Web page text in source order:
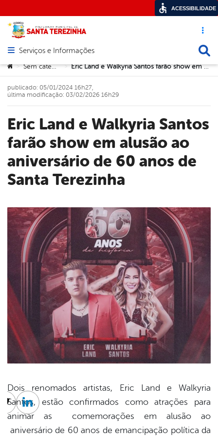
Acesso
Abrir menu principal de navegação
Serviços e Informações
Você está aqui:
> Sem categoria > Eric Land e Walkyria Santos farão show em alusão ao aniversário de 60 anos de Santa Terezinha
Eric Land e Walkyria Santos
farão show em alusão ao
aniversário de 60 anos de
Santa Terezinha
publicado: 05/01/2024 16h27,
última modificação: 03/02/2026 16h29
Dois renomados artistas, Eric Land e Walkyria
Santos, estão confirmados como atrações para
animar as comemorações em alusão ao
aniversário de 60 anos de emancipação política da
Twitter
Linkedin
ACESSIBILIDADE